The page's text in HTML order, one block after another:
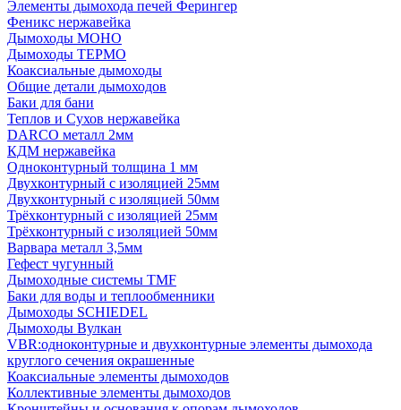
Элементы дымохода печей Ферингер
Феникс нержавейка
Дымоходы МОНО
Дымоходы ТЕРМО
Коаксиальные дымоходы
Общие детали дымоходов
Баки для бани
Теплов и Сухов нержавейка
DARCO металл 2мм
КДМ нержавейка
Одноконтурный толщина 1 мм
Двухконтурный с изоляцией 25мм
Двухконтурный с изоляцией 50мм
Трёхконтурный с изоляцией 25мм
Трёхконтурный с изоляцией 50мм
Варвара металл 3,5мм
Гефест чугунный
Дымоходные системы TMF
Баки для воды и теплообменники
Дымоходы SCHIEDEL
Дымоходы Вулкан
VBR:одноконтурные и двухконтурные элементы дымохода
круглого сечения окрашенные
Коаксиальные элементы дымоходов
Коллективные элементы дымоходов